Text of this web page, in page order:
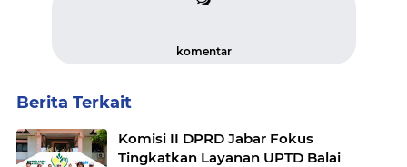
komentar
Berita Terkait
Komisi II DPRD Jabar Fokus
Tingkatkan Layanan UPTD Balai